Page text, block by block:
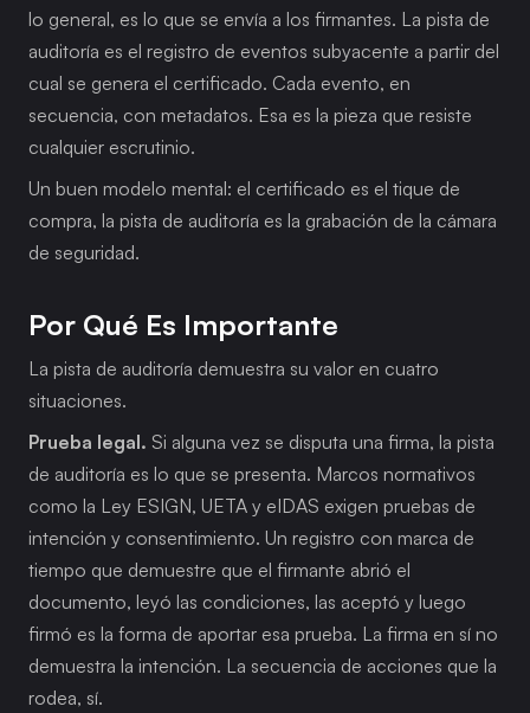
lo general, es lo que se envía a los firmantes. La pista de
auditoría es el registro de eventos subyacente a partir del
cual se genera el certificado. Cada evento, en
secuencia, con metadatos. Esa es la pieza que resiste
cualquier escrutinio.
Un buen modelo mental: el certificado es el tique de
compra, la pista de auditoría es la grabación de la cámara
de seguridad.
Por Qué Es Importante
La pista de auditoría demuestra su valor en cuatro
situaciones.
Prueba legal. Si alguna vez se disputa una firma, la pista
de auditoría es lo que se presenta. Marcos normativos
como la Ley ESIGN, UETA y eIDAS exigen pruebas de
intención y consentimiento. Un registro con marca de
tiempo que demuestre que el firmante abrió el
documento, leyó las condiciones, las aceptó y luego
firmó es la forma de aportar esa prueba. La firma en sí no
demuestra la intención. La secuencia de acciones que la
rodea, sí.